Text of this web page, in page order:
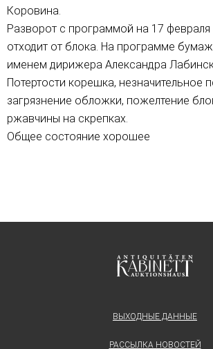
Коровина.
Разворот с программой на 17 февраля
отходит от блока. На программе
именем дирижера Александра
Потертости корешка, незначительное
загрязнение обложки, пожелтение
ржавчины на скрепках.
Общее состояние хорошее
ВЫХОДНЫЕ ДАННЫЕ
РАССЫЛКА НОВОСТЕЙ